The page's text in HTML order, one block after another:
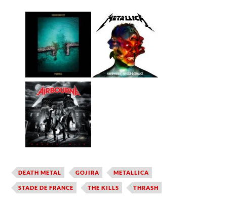
DEATH METAL GOJIRA METALLICA
STADE DE FRANCE THE KILLS THRASH